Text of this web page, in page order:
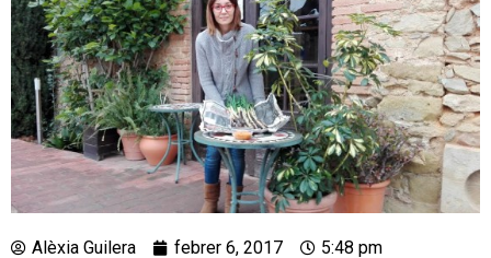
Alèxia Guilera febrer 6, 2017 5:48 pm